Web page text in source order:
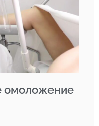
омоложение